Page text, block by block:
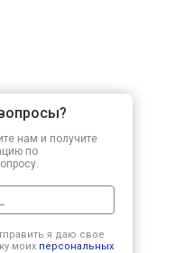
нам и получите
по
я даю свое
моих персональных